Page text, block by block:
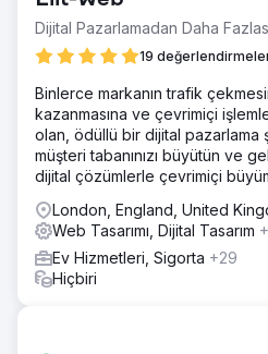
Dijital Pazarlamadan Daha
19
Binlerce markanın trafik
kazanmasına ve çevrimiçi
olan, ödüllü bir dijital pazarlama
müşteri tabanınızı büyütün ve
dijital çözümlerle çevrimiçi
London, England, United
Web Tasarımı, Dijital Tasarım
Ev Hizmetleri, Sigorta +29
Hiçbiri